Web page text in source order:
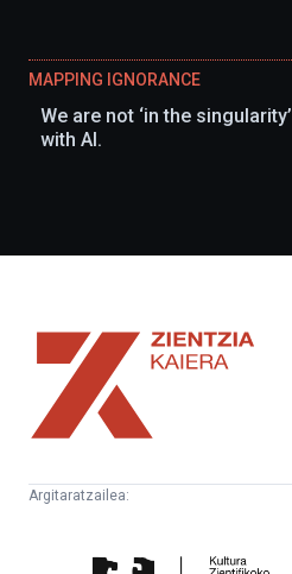
MAPPING IGNORANCE
We are not ‘in the singularity’
with AI.
Zientzia
Kaiera
Argitaratzailea:
Zientifikoko